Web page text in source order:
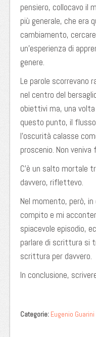
pensiero, collocavo il
più generale, che era
cambiamento,
un’esperienza di
genere.
Le parole scorrevano
nel centro del
obiettivi ma, una
questo punto, il
l’oscurità calasse
proscenio. Non veniva
C’è un salto mortale
davvero, riflettevo.
Nel momento, però,
compito e mi
spiacevole episodio,
parlare di scrittura si
scrittura per davvero.
In conclusione,
Categorie: Eugenio Guarini